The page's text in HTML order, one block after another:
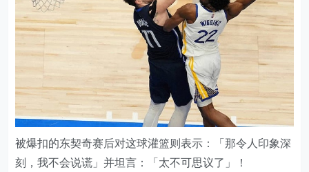
被爆扣的东契奇赛后对这球灌篮则表示：「那令人印象深
刻，我不会说谎」并坦言：「太不可思议了」！